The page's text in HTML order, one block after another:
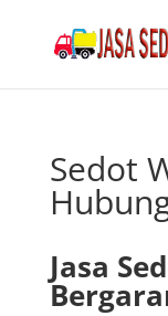
Sedot
Jasa